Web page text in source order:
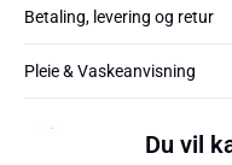
Betaling, levering og retur
Pleie & Vaskeanvisning
Du vil
Previous slide